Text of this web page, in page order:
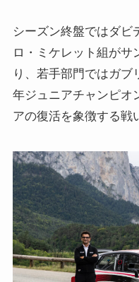
シーズン終盤ではダビ
ロ・ミケレット組がサ
り、若手部門ではガブ
年ジュニアチャンピオ
アの復活を象徴する戦